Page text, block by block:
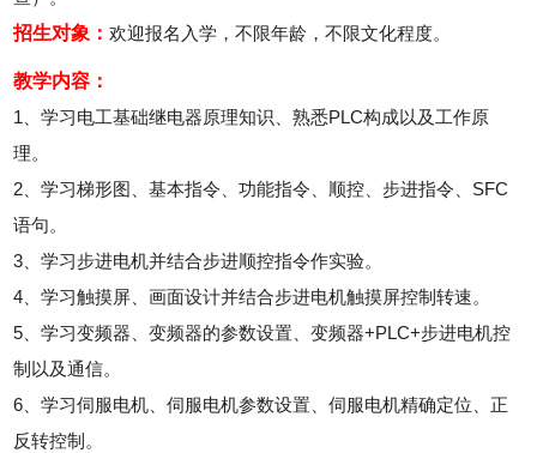
招生对象：欢迎报名入学，不限年龄，不限文化程度。
教学内容：
1、学习电工基础继电器原理知识、熟悉PLC构成以及工作原
理。
2、学习梯形图、基本指令、功能指令、顺控、步进指令、SFC
语句。
3、学习步进电机并结合步进顺控指令作实验。
4、学习触摸屏、画面设计并结合步进电机触摸屏控制转速。
5、学习变频器、变频器的参数设置、变频器+PLC+步进电机控
制以及通信。
6、学习伺服电机、伺服电机参数设置、伺服电机精确定位、正
反转控制。